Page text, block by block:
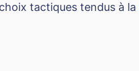
tactiques tendus à la